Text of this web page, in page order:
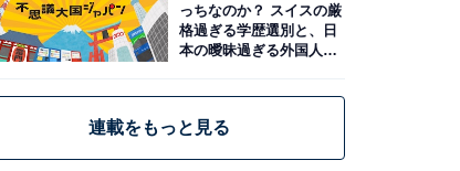
っちなのか？ スイスの厳
格過ぎる学歴選別と、日
本の曖昧過ぎる外国人政
連載をもっと見る